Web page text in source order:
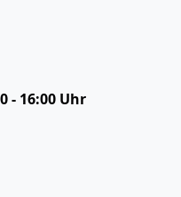
- 16:00 Uhr